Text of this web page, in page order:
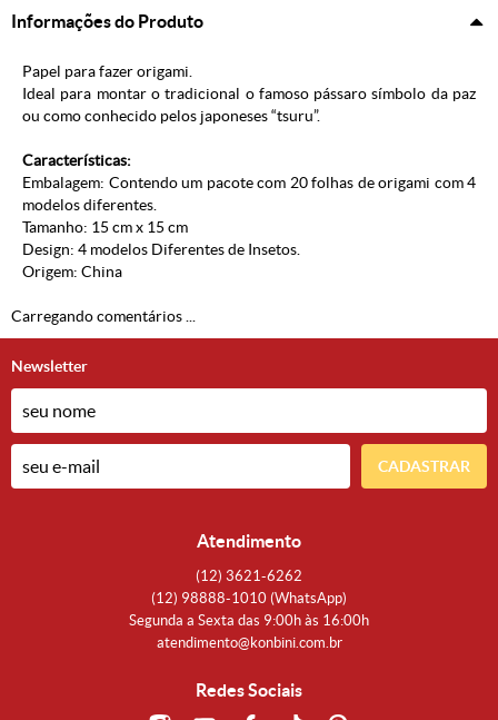
Informações do Produto
Papel para fazer origami.
Ideal para montar o tradicional o famoso pássaro símbolo da paz
ou como conhecido pelos japoneses “tsuru”.
Características:
Embalagem: Contendo um pacote com 20 folhas de origami com 4
modelos diferentes.
Tamanho: 15 cm x 15 cm
Design: 4 modelos Diferentes de Insetos.
Origem: China
Carregando comentários ...
Newsletter
CADASTRAR
Atendimento
(12) 3621-6262
(12) 98888-1010 (WhatsApp)
Segunda a Sexta das 9:00h às 16:00h
atendimento@konbini.com.br
Redes Sociais